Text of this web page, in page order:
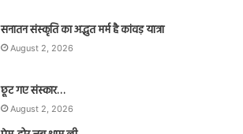
सनातन संस्कृति का अद्भुत मर्म है कांवड़ यात्रा
August 2, 2026
छूट गए संस्कार…
August 2, 2026